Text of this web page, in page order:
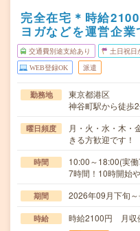
完全在宅＊時給
ヨガなどを運営企業
交通費別途支給あり 土日祝日
WEB登録OK 派遣
勤務地
東京都港区
神谷町駅から徒歩
曜日頻度
月・火・水・木
きる方歓迎です
時間
10:00～18:00(実
7時間！10時開始
期間 2026年09月下旬
時給 時給2100円 月収